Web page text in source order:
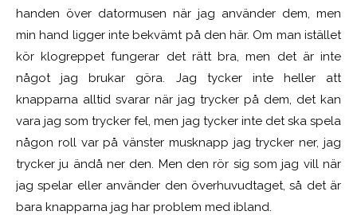
handen över datormusen när jag använder dem, men
min hand ligger inte bekvämt på den här. Om man istället
kör klogreppet fungerar det rätt bra, men det är inte
något jag brukar göra. Jag tycker inte heller att
knapparna alltid svarar när jag trycker på dem, det kan
vara jag som trycker fel, men jag tycker inte det ska spela
någon roll var på vänster musknapp jag trycker ner, jag
trycker ju ändå ner den. Men den rör sig som jag vill när
jag spelar eller använder den överhuvudtaget, så det är
bara knapparna jag har problem med ibland.